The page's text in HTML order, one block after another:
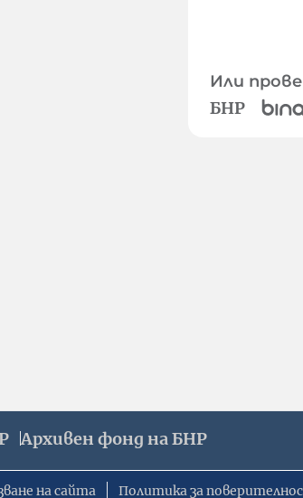
Или
БНР
Архивен фонд на БНР
на сайта Политика за